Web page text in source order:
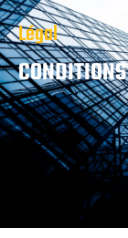
Légal